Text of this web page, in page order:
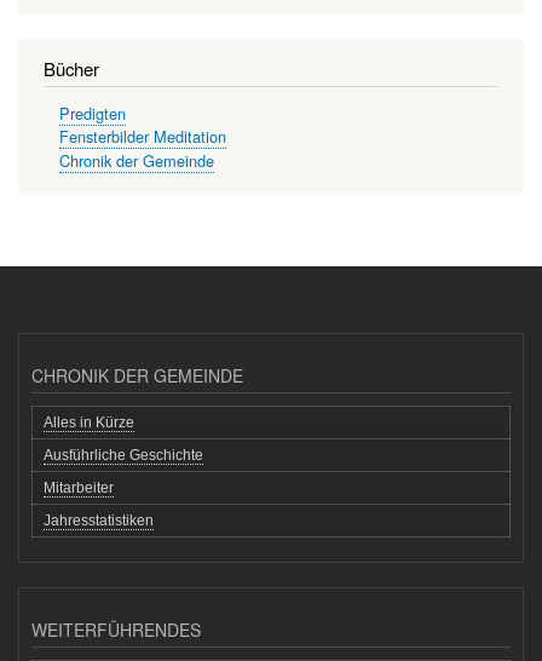
Bücher
Predigten
Fensterbilder Meditation
Chronik der Gemeinde
CHRONIK DER GEMEINDE
Alles in Kürze
Ausführliche Geschichte
Mitarbeiter
Jahresstatistiken
WEITERFÜHRENDES